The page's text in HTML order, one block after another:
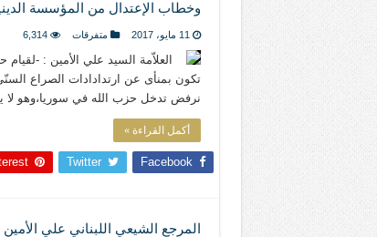
وخطاب الإعتدال من المؤسسة
11 مايو، 2017 متفرقات 6,314
العلاّمة السيد علي الأمين : -لقيام
تكون بمنأى عن ارتدادادات الصراع
نرفض تدخل حزب الله في سوريا،وهو لا
أكمل القراءة »
Facebook
Twitter
المرجع الشيعي اللبناني علي